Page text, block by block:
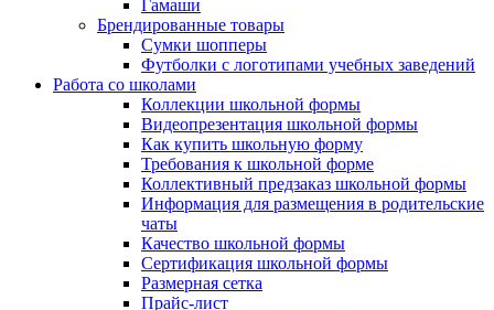
Гамаши
Брендированные товары
Сумки шопперы
Футболки с логотипами учебных заведений
Работа со школами
Коллекции школьной формы
Видеопрезентация школьной формы
Как купить школьную форму
Требования к школьной форме
Коллективный предзаказ школьной формы
Информация для размещения в родительские
чаты
Качество школьной формы
Сертификация школьной формы
Размерная сетка
Прайс-лист